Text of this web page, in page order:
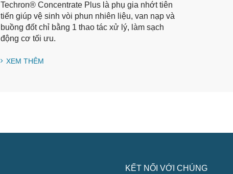
Techron® Concentrate Plus là phụ gia nhớt tiên
tiến giúp vệ sinh vòi phun nhiên liệu, van nạp và
buồng đốt chỉ bằng 1 thao tác xử lý, làm sạch
động cơ tối ưu.
XEM THÊM
KẾT NỐI VỚI CHÚNG